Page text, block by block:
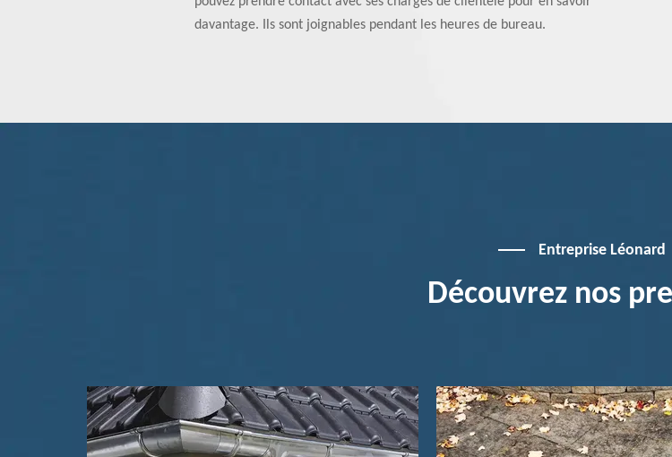
davantage. Ils sont joignables pendant les heures de bureau.
Entreprise Léonard
Découvrez nos